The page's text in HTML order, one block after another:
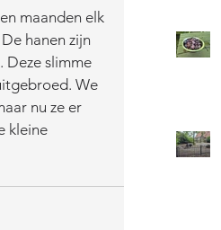
maanden elk
hanen zijn
Deze slimme
We
nu ze er
kleine